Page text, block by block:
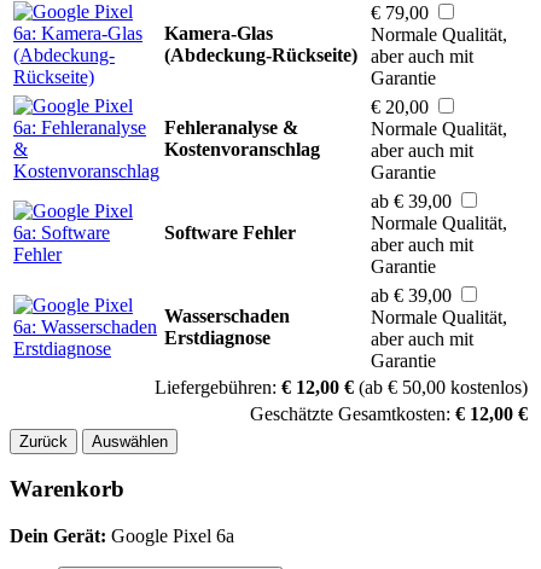
Kamera-Glas
(Abdeckung-Rückseite)
€ 79,00
Normale Qualität,
aber auch mit
Garantie
Fehleranalyse &
Kostenvoranschlag
€ 20,00
Normale Qualität,
aber auch mit
Garantie
Software Fehler
ab € 39,00
Normale Qualität,
aber auch mit
Garantie
Wasserschaden
Erstdiagnose
ab € 39,00
Normale Qualität,
aber auch mit
Garantie
Liefergebühren: € 12,00 € (ab € 50,00 kostenlos)
Geschätzte Gesamtkosten: € 12,00 €
Zurück Auswählen
Warenkorb
Dein Gerät: Google Pixel 6a